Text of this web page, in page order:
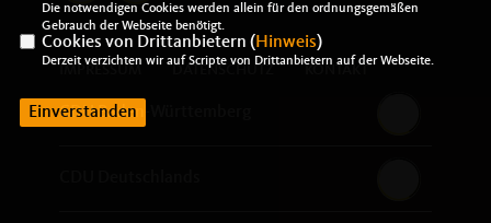
DATENSCHUTZ
CDU Baden-Württemberg
Die notwendigen Cookies werden allein für den ordnungsgemäßen
Gebrauch der Webseite benötigt.
Cookies von Drittanbietern ( Hinweis)
Derzeit verzichten wir auf Scripte von Drittanbietern auf der Webseite.
Einverstanden